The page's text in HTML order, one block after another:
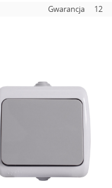
Gwarancja
12